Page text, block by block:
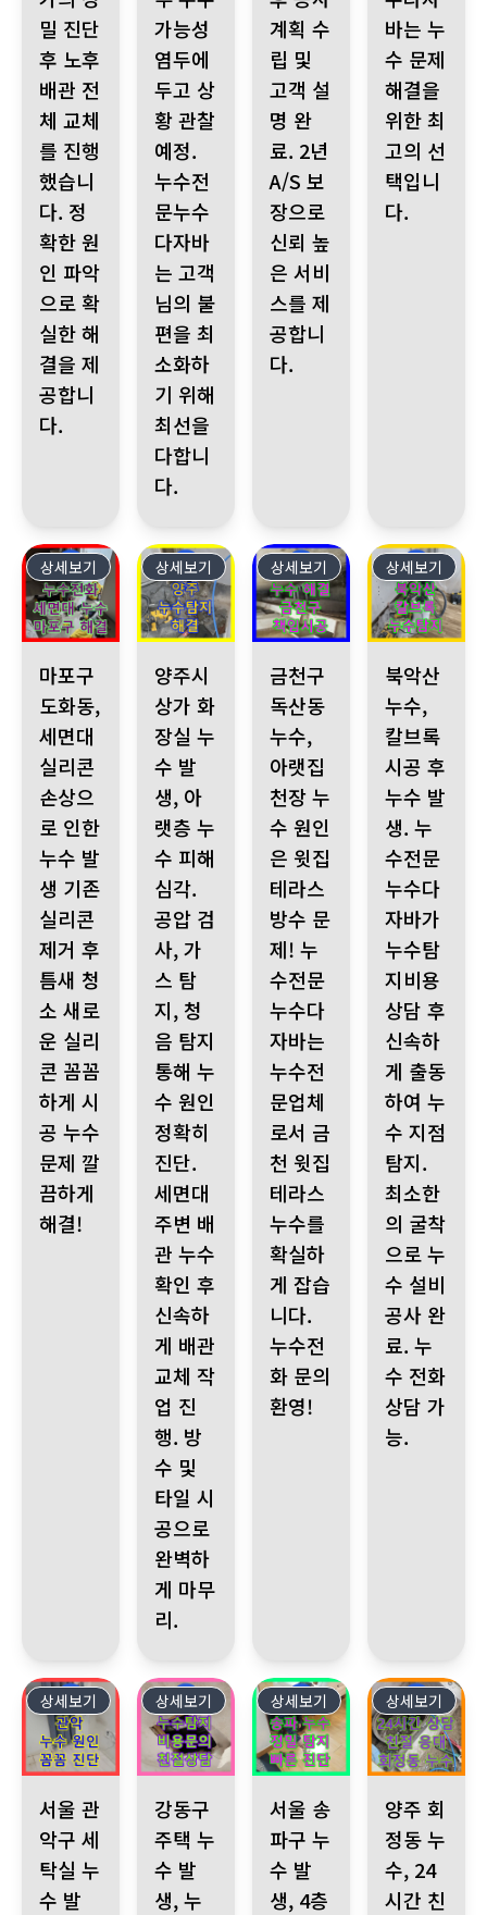
밀 진단
후 노후
배관 전
체 교체
를 진행
했습니
다. 정
확한 원
인 파악
으로 확
실한 해
결을 제
공합니
다.
가능성
염두에
두고 상
황 관찰
예정.
누수전
문누수
다자바
는 고객
님의 불
편을 최
소화하
기 위해
최선을
다합니
다.
계획 수
립 및
고객 설
명 완
료. 2년
A/S 보
장으로
신뢰 높
은 서비
스를 제
공합니
다.
바는 누
수 문제
해결을
위한 최
고의 선
택입니
다.
561
상세보기
마포구
도화동,
세면대
실리콘
손상으
로 인한
누수 발
생 기존
실리콘
제거 후
틈새 청
소 새로
운 실리
콘 꼼꼼
하게 시
공 누수
문제 깔
끔하게
해결!
560
상세보기
양주시
상가 화
장실 누
수 발
생, 아
랫층 누
수 피해
심각.
공압 검
사, 가
스 탐
지, 청
음 탐지
통해 누
수 원인
정확히
진단.
세면대
주변 배
관 누수
확인 후
신속하
게 배관
교체 작
업 진
행. 방
수 및
타일 시
공으로
완벽하
게 마무
리.
559
상세보기
금천구
독산동
누수,
아랫집
천장 누
수 원인
은 윗집
테라스
방수 문
제! 누
수전문
누수다
자바는
누수전
문업체
로서 금
천 윗집
테라스
누수를
확실하
게 잡습
니다.
누수전
화 문의
환영!
558
상세보기
북악산
누수,
칼브록
시공 후
누수 발
생. 누
수전문
누수다
자바가
누수탐
지비용
상담 후
신속하
게 출동
하여 누
수 지점
탐지.
최소한
의 굴착
으로 누
수 설비
공사 완
료. 누
수 전화
상담 가
능.
557
상세보기
서울 관
악구 세
탁실 누
수 발
556
상세보기
강동구
주택 누
수 발
생, 누
555
상세보기
서울 송
파구 누
수 발
생, 4층
554
상세보기
양주 회
정동 누
수, 24
시간 친